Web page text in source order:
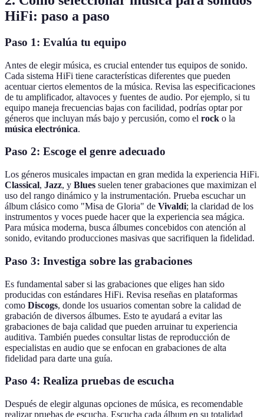
HiFi: paso a paso
Paso 1: Evalúa tu equipo
Antes de elegir música, es crucial entender tus equipos de sonido.
Cada sistema HiFi tiene características diferentes que pueden
acentuar ciertos elementos de la música. Revisa las especificaciones
de tu amplificador, altavoces y fuentes de audio. Por ejemplo, si tu
equipo maneja frecuencias bajas con facilidad, podrías optar por
géneros que incluyan más bajo y percusión, como el rock o la
música electrónica.
Paso 2: Escoge el genre adecuado
Los géneros musicales impactan en gran medida la experiencia HiFi.
Classical, Jazz, y Blues suelen tener grabaciones que maximizan el
uso del rango dinámico y la instrumentación. Prueba escuchar un
álbum clásico como "Misa de Gloria" de Vivaldi; la claridad de los
instrumentos y voces puede hacer que la experiencia sea mágica.
Para música moderna, busca álbumes concebidos con atención al
sonido, evitando producciones masivas que sacrifiquen la fidelidad.
Paso 3: Investiga sobre las grabaciones
Es fundamental saber si las grabaciones que eliges han sido
producidas con estándares HiFi. Revisa reseñas en plataformas
como Discogs, donde los usuarios comentan sobre la calidad de
grabación de diversos álbumes. Esto te ayudará a evitar las
grabaciones de baja calidad que pueden arruinar tu experiencia
auditiva. También puedes consultar listas de reproducción de
especialistas en audio que se enfocan en grabaciones de alta
fidelidad para darte una guía.
Paso 4: Realiza pruebas de escucha
Después de elegir algunas opciones de música, es recomendable
realizar pruebas de escucha. Escucha cada álbum en su totalidad